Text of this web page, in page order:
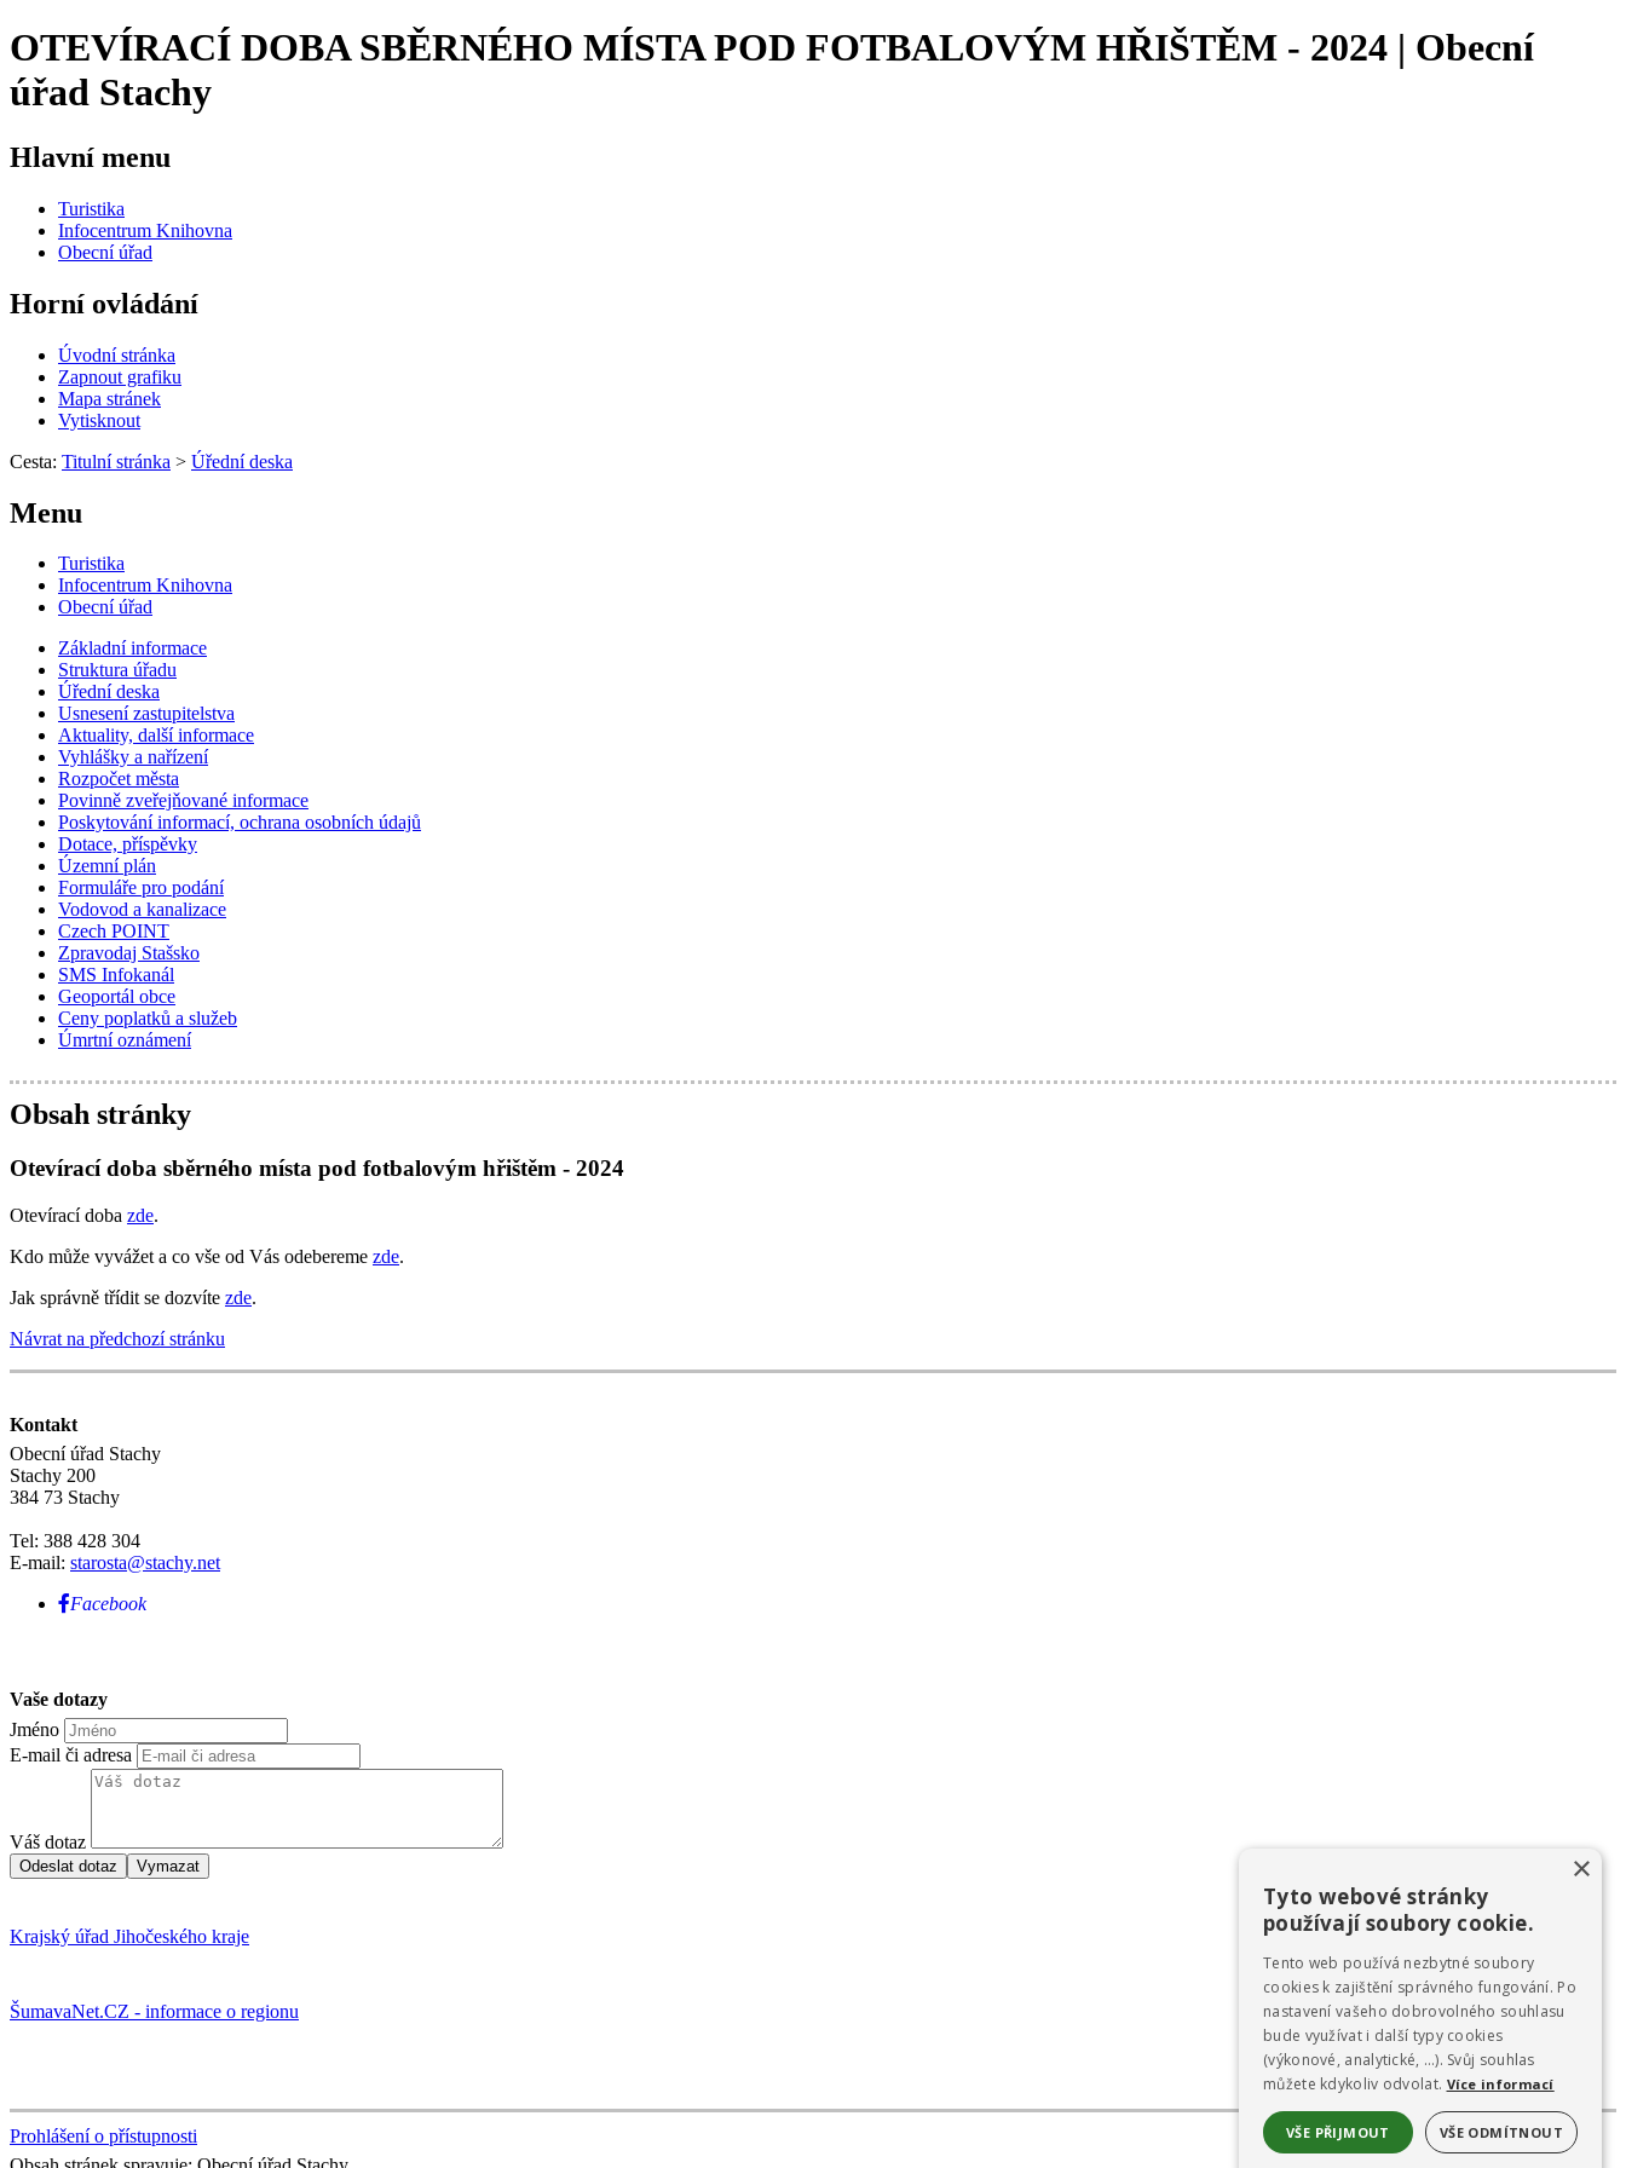
OTEVÍRACÍ DOBA SBĚRNÉHO MÍSTA POD FOTBALOVÝM HŘIŠTĚM - 2024 | Obecní
úřad Stachy
Hlavní menu
Turistika
Infocentrum Knihovna
Obecní úřad
Horní ovládání
Úvodní stránka
Zapnout grafiku
Mapa stránek
Vytisknout
Cesta: Titulní stránka > Úřední deska
Menu
Turistika
Infocentrum Knihovna
Obecní úřad
Základní informace
Struktura úřadu
Úřední deska
Usnesení zastupitelstva
Aktuality, další informace
Vyhlášky a nařízení
Rozpočet města
Povinně zveřejňované informace
Poskytování informací, ochrana osobních údajů
Dotace, příspěvky
Územní plán
Formuláře pro podání
Vodovod a kanalizace
Czech POINT
Zpravodaj Stašsko
SMS Infokanál
Geoportál obce
Ceny poplatků a služeb
Úmrtní oznámení
Obsah stránky
Otevírací doba sběrného místa pod fotbalovým hřištěm - 2024
Otevírací doba zde.
Kdo může vyvážet a co vše od Vás odebereme zde.
Jak správně třídit se dozvíte zde.
Návrat na předchozí stránku
Kontakt
Obecní úřad Stachy
Stachy 200
384 73 Stachy
Tel: 388 428 304
E-mail: starosta@stachy.net
Facebook
Vaše dotazy
Jméno
E-mail či adresa
Váš dotaz
Krajský úřad Jihočeského kraje
ŠumavaNet.CZ - informace o regionu
Prohlášení o přístupnosti
×
Tyto webové stránky
používají soubory cookie.
Tento web používá nezbytné soubory
cookies k zajištění správného fungování. Po
nastavení vašeho dobrovolného souhlasu
bude využívat i další typy cookies
(výkonové, analytické, …). Svůj souhlas
můžete kdykoliv odvolat. Více informací
VŠE PŘIJMOUT VŠE ODMÍTNOUT